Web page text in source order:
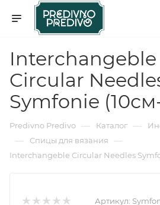
Interchangeble
Circular
Symfonie
Predivno Predivo — Каталог —
— Спицы для вязания —
Interchangeble Circular Needles
Артикул: